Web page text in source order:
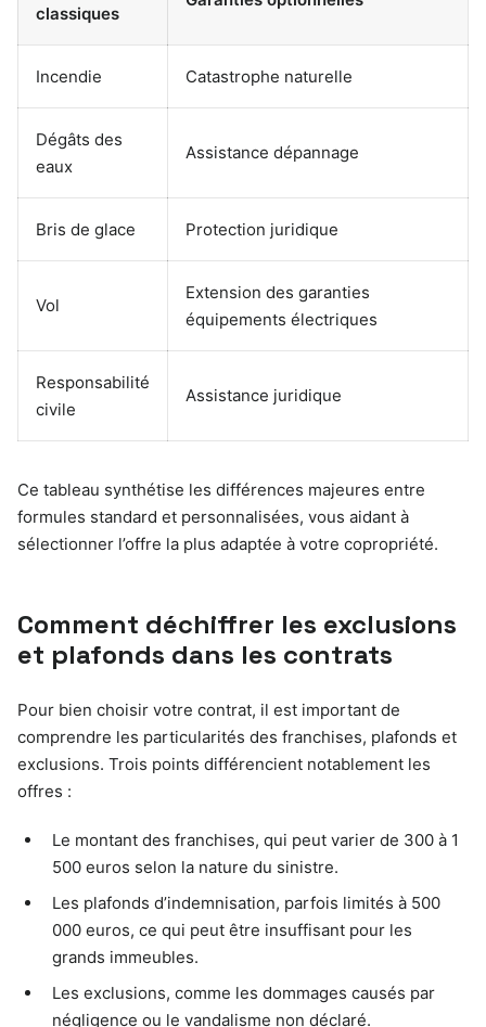
classiques
Incendie Catastrophe naturelle
Dégâts des
eaux
Assistance dépannage
Bris de glace Protection juridique
Vol
Extension des garanties
équipements électriques
Responsabilité
civile
Assistance juridique
Ce tableau synthétise les différences majeures entre
formules standard et personnalisées, vous aidant à
sélectionner l’offre la plus adaptée à votre copropriété.
Comment déchiffrer les exclusions
et plafonds dans les contrats
Pour bien choisir votre contrat, il est important de
comprendre les particularités des franchises, plafonds et
exclusions. Trois points différencient notablement les
offres :
Le montant des franchises, qui peut varier de 300 à 1
500 euros selon la nature du sinistre.
Les plafonds d’indemnisation, parfois limités à 500
000 euros, ce qui peut être insuffisant pour les
grands immeubles.
Les exclusions, comme les dommages causés par
négligence ou le vandalisme non déclaré.